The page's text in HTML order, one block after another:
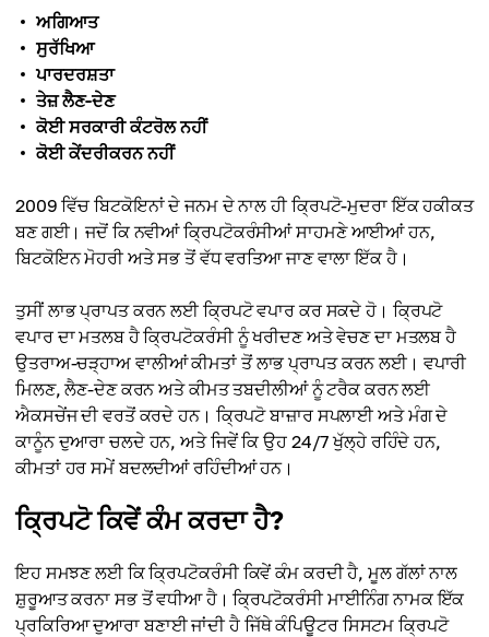
ਅਗਿਆਤ
ਸੁਰੱਖਿਆ
ਪਾਰਦਰਸ਼ਤਾ
ਤੇਜ਼ ਲੈਣ-ਦੇਣ
ਕੋਈ ਸਰਕਾਰੀ ਕੰਟਰੋਲ ਨਹੀਂ
ਕੋਈ ਕੇਂਦਰੀਕਰਨ ਨਹੀਂ
2009 ਵਿੱਚ ਬਿਟਕੋਇਨਾਂ ਦੇ ਜਨਮ ਦੇ ਨਾਲ ਹੀ ਕ੍ਰਿਪਟੋ-ਮੁਦਰਾ ਇੱਕ ਹਕੀਕਤ
ਬਣ ਗਈ। ਜਦੋਂ ਕਿ ਨਵੀਆਂ ਕ੍ਰਿਪਟੋਕਰੰਸੀਆਂ ਸਾਹਮਣੇ ਆਈਆਂ ਹਨ,
ਬਿਟਕੋਇਨ ਮੋਹਰੀ ਅਤੇ ਸਭ ਤੋਂ ਵੱਧ ਵਰਤਿਆ ਜਾਣ ਵਾਲਾ ਇੱਕ ਹੈ।
ਤੁਸੀਂ ਲਾਭ ਪ੍ਰਾਪਤ ਕਰਨ ਲਈ ਕ੍ਰਿਪਟੋ ਵਪਾਰ ਕਰ ਸਕਦੇ ਹੋ। ਕ੍ਰਿਪਟੋ
ਵਪਾਰ ਦਾ ਮਤਲਬ ਹੈ ਕ੍ਰਿਪਟੋਕਰੰਸੀ ਨੂੰ ਖਰੀਦਣ ਅਤੇ ਵੇਚਣ ਦਾ ਮਤਲਬ ਹੈ
ਉਤਰਾਅ-ਚੜ੍ਹਾਅ ਵਾਲੀਆਂ ਕੀਮਤਾਂ ਤੋਂ ਲਾਭ ਪ੍ਰਾਪਤ ਕਰਨ ਲਈ। ਵਪਾਰੀ
ਮਿਲਣ, ਲੈਣ-ਦੇਣ ਕਰਨ ਅਤੇ ਕੀਮਤ ਤਬਦੀਲੀਆਂ ਨੂੰ ਟਰੈਕ ਕਰਨ ਲਈ
ਐਕਸਚੇਂਜ ਦੀ ਵਰਤੋਂ ਕਰਦੇ ਹਨ। ਕ੍ਰਿਪਟੋ ਬਾਜ਼ਾਰ ਸਪਲਾਈ ਅਤੇ ਮੰਗ ਦੇ
ਕਾਨੂੰਨ ਦੁਆਰਾ ਚਲਦੇ ਹਨ, ਅਤੇ ਜਿਵੇਂ ਕਿ ਉਹ 24/7 ਖੁੱਲ੍ਹੇ ਰਹਿੰਦੇ ਹਨ,
ਕੀਮਤਾਂ ਹਰ ਸਮੇਂ ਬਦਲਦੀਆਂ ਰਹਿੰਦੀਆਂ ਹਨ।
ਕ੍ਰਿਪਟੋ ਕਿਵੇਂ ਕੰਮ ਕਰਦਾ ਹੈ?
ਇਹ ਸਮਝਣ ਲਈ ਕਿ ਕ੍ਰਿਪਟੋਕਰੰਸੀ ਕਿਵੇਂ ਕੰਮ ਕਰਦੀ ਹੈ, ਮੂਲ ਗੱਲਾਂ ਨਾਲ
ਸ਼ੁਰੂਆਤ ਕਰਨਾ ਸਭ ਤੋਂ ਵਧੀਆ ਹੈ। ਕ੍ਰਿਪਟੋਕਰੰਸੀ ਮਾਈਨਿੰਗ ਨਾਮਕ ਇੱਕ
ਪ੍ਰਕਿਰਿਆ ਦੁਆਰਾ ਬਣਾਈ ਜਾਂਦੀ ਹੈ ਜਿੱਥੇ ਕੰਪਿਊਟਰ ਸਿਸਟਮ ਕ੍ਰਿਪਟੋ